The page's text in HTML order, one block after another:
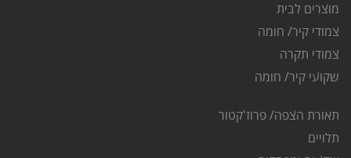
מוצרים לבית
צמודי קיר/ חומה
צמודי תקרה
שקועי קיר/ חומה
תאורת הצפה/ פרוז'קטור
תלויים